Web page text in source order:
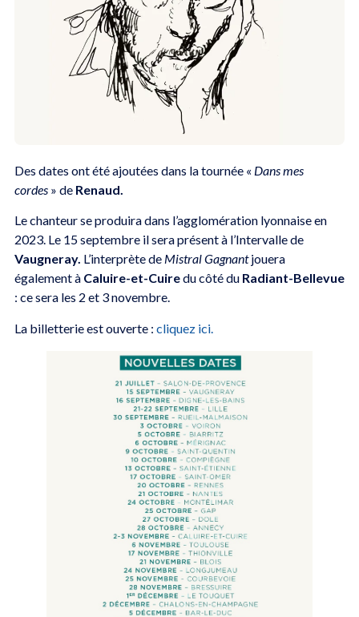
Des dates ont été ajoutées dans la tournée « Dans mes
cordes» de Renaud.
Le chanteur se produira dans l’agglomération lyonnaise en
2023. Le 15 septembre il sera présent à l’Intervalle de
Vaugneray. L’interprète de Mistral Gagnantjouera
également à Caluire-et-Cuiredu côté du Radiant-Bellevue
: ce sera les 2 et 3 novembre.
La billetterie est ouverte : cliquez ici.